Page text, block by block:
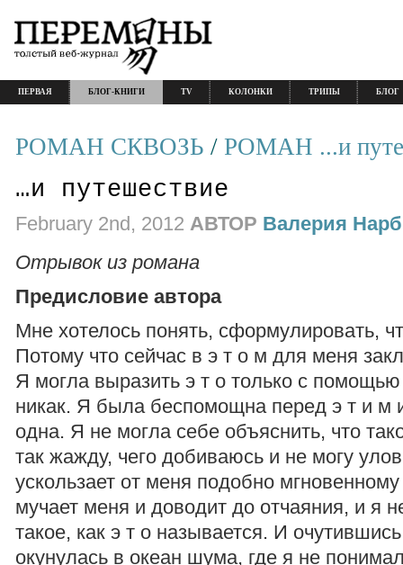
ПЕРВАЯ БЛОГ-КНИГИ TV КОЛОНКИ ТРИПЫ БЛОГ
РОМАН СКВОЗЬ / РОМАН ...и
…и путешествие
February 2nd, 2012 АВТОР Валерия
Отрывок из романа
Предисловие автора
Мне хотелось понять, сформулировать,
Потому что сейчас в э т о м для меня
Я могла выразить э т о только с
никак. Я была беспомощна перед э т и м
одна. Я не могла себе объяснить, что
так жажду, чего добиваюсь и не могу
ускользает от меня подобно мгновенному
мучает меня и доводит до отчаяния, и я
такое, как э т о называется. И
окунулась в океан шума, где я не